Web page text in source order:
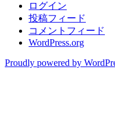
ログイン
投稿フィード
コメントフィード
WordPress.org
Proudly powered by